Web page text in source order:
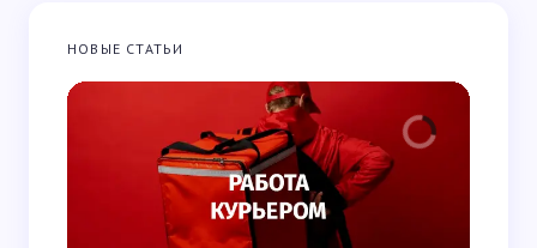
Запомнить имя и email для следующих
комментариев
Отправить
НОВЫЕ СТАТЬИ